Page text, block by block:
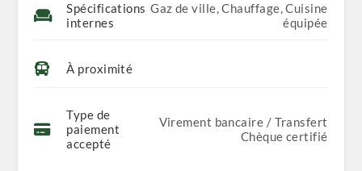
Spécifications
internes
Gaz de ville, Chauffage, Cuisine
équipée
À proximité
Type de
paiement
accepté
Virement bancaire / Transfert
Chèque certifié